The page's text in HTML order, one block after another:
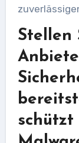
Stellen